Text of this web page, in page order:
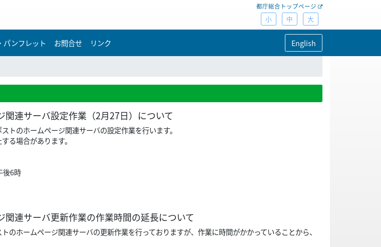
都庁総合トップページ
小 中 大
パンフレット お問合せ リンク English
連サーバ設定作業（2月27日）について
トのホームページ関連サーバの設定作業を行います。
る場合があります。
後6時
関連サーバ更新作業の作業時間の延長について
のホームページ関連サーバの更新作業を行っておりますが、作業に時間がかかっていることから、